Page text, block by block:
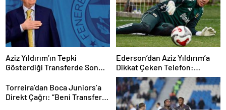
Aziz Yıldırım’ın Tepki
Gösterdiği Transferde Son
Belli Oldu
Ederson’dan Aziz Yıldırım’a
Dikkat Çeken Telefon:
“Fenerbahçe’de Kalmak
İstiyorum” Mesajı
Torreira’dan Boca Juniors’a
Direkt Çağrı: “Beni Transfer